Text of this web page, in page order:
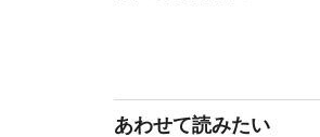
あわせて読みたい